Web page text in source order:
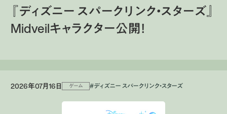
『ディズニー スパークリンク・スターズ』
Midveilキャラクター公開！
2026年07月16日 ゲーム #ディズニー スパークリンク・スターズ